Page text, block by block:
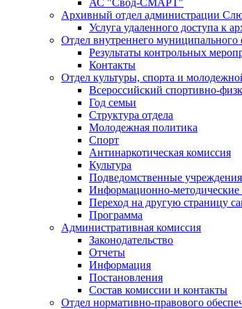
АС "Свод-СМАРТ"
Архивный отдел администрации
Услуга удаленного доступа к
Отдел внутреннего муниципального
Результаты контрольных
Контакты
Отдел культуры, спорта и
Всероссийский спортивно-
Год семьи
Структура отдела
Молодежная политика
Спорт
Антинаркотическая комиссия
Культура
Подведомственные
Информационно-методические
Переход на другую страницу
Программа
Административная комиссия
Законодательство
Отчеты
Информация
Постановления
Состав комиссии и контакты
Отдел нормативно-правового